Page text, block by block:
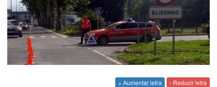
+ Aumentar letra - Reducir letra